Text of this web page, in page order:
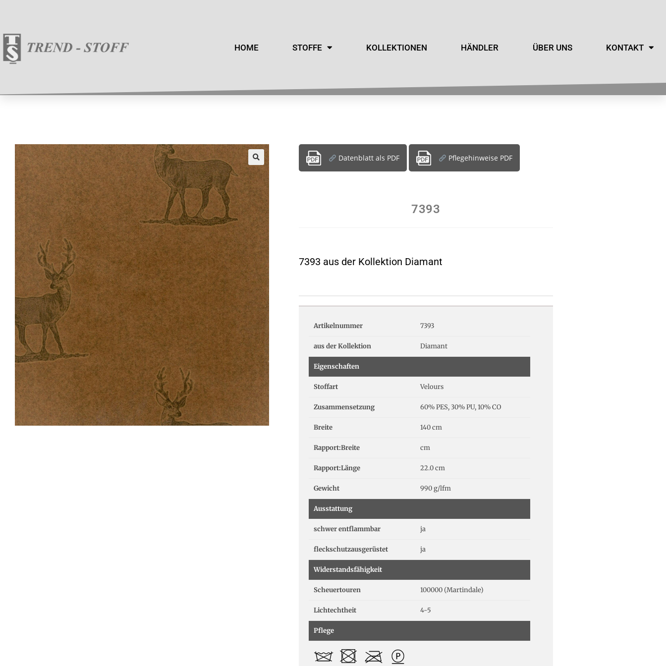
HOME STOFFE KOLLEKTIONEN HÄNDLER ÜBER UNS KONTAKT
Datenblatt als PDF Pflegehinweise PDF
7393
7393 aus der Kollektion Diamant
Artikelnummer 7393
aus der Kollektion Diamant
Eigenschaften
Stoffart Velours
Zusammensetzung 60% PES, 30% PU, 10% CO
Breite 140 cm
Rapport:Breite cm
Rapport:Länge 22.0 cm
Gewicht 990 g/lfm
Ausstattung
schwer entflammbar ja
fleckschutzausgerüstet ja
Widerstandsfähigkeit
Scheuertouren 100000 (Martindale)
Lichtechtheit 4-5
Pflege